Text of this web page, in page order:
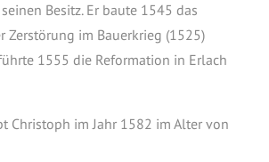
Besitz. Er baute 1545 das
Zerstörung im Bauerkrieg (1525)
1555 die Reformation in Erlach
Christoph im Jahr 1582 im Alter von